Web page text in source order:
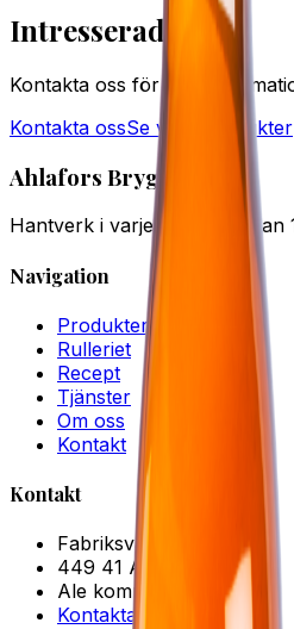
Intresserad?
Kontakta oss för mer
Kontakta ossSe våra produkter
Ahlafors Bryggerier
Hantverk i varje droppe sedan
Navigation
Produkter
Rulleriet
Recept
Tjänster
Om oss
Kontakt
Kontakt
Fabriksvägen 2
449 41 Alafors
Ale kommun
Kontakta oss